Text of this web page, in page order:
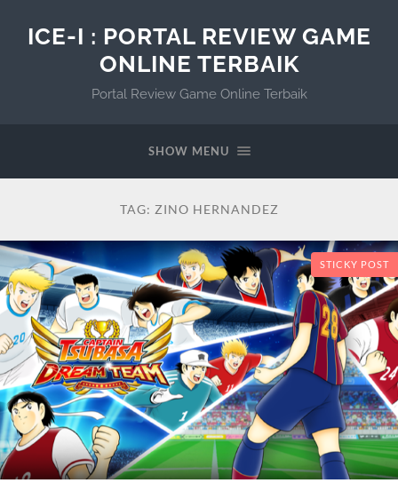
ICE-I : PORTAL REVIEW GAME
ONLINE TERBAIK
Portal Review Game Online Terbaik
SHOW MENU
TAG: ZINO HERNANDEZ
STICKY POST